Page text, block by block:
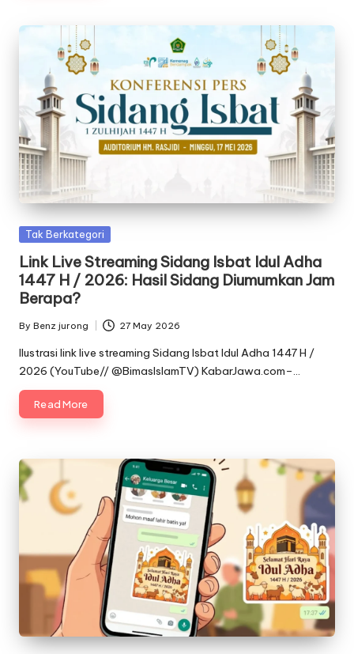
Posted
Tak Berkategori
Link Live Streaming Sidang Isbat Idul Adha
1447 H / 2026: Hasil Sidang Diumumkan Jam
Berapa?
Posted
by
By Benz jurong 27 May 2026
Ilustrasi link live streaming Sidang Isbat Idul Adha 1447 H /
2026 (YouTube// @BimasIslamTV) KabarJawa.com–…
Read More